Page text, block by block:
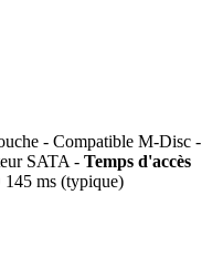
- Compatible M-Disc -
SATA - Temps d'accès
ms (typique)